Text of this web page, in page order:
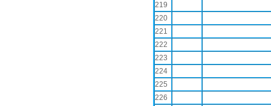
219
220
221
222
223
224
225
226